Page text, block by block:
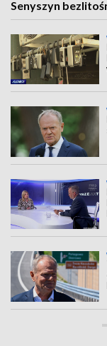
Senyszyn